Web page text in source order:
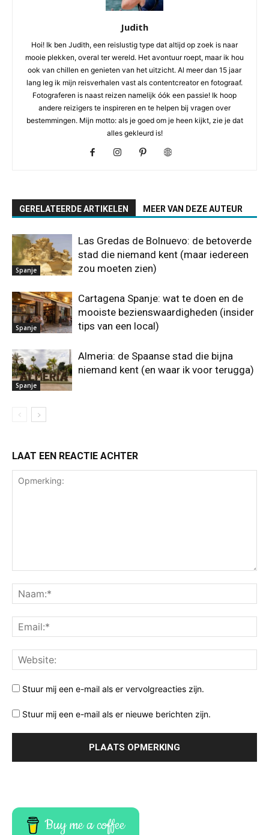
Judith
Hoi! Ik ben Judith, een reislustig type dat altijd op zoek is naar
mooie plekken, overal ter wereld. Het avontuur roept, maar ik hou
ook van chillen en genieten van het uitzicht. Al meer dan 15 jaar
lang leg ik mijn reisverhalen vast als contentcreator en fotograaf.
Fotograferen is naast reizen namelijk óók een passie! Ik hoop
andere reizigers te inspireren en te helpen bij vragen over
bestemmingen. Mijn motto: als je goed om je heen kijkt, zie je dat
alles gekleurd is!
GERELATEERDE ARTIKELEN MEER VAN DEZE AUTEUR
Spanje
Las Gredas de Bolnuevo: de betoverde
stad die niemand kent (maar iedereen
zou moeten zien)
Spanje
Cartagena Spanje: wat te doen en de
mooiste bezienswaardigheden (insider
tips van een local)
Spanje
Almeria: de Spaanse stad die bijna
niemand kent (en waar ik voor terugga)
LAAT EEN REACTIE ACHTER
Stuur mij een e-mail als er vervolgreacties zijn.
Stuur mij een e-mail als er nieuwe berichten zijn.
Buy me a coffee